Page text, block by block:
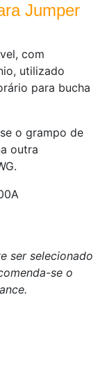
Jumper
com
utilizado
para bucha
o grampo de
outra
ser selecionado
se o